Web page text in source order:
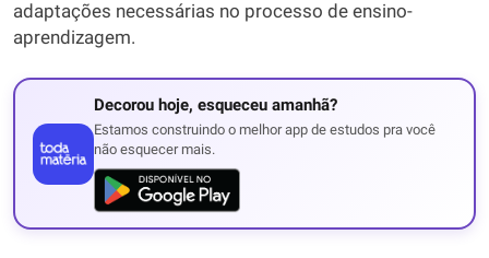
adaptações necessárias no processo de ensino-
aprendizagem.
Decorou hoje, esqueceu amanhã?
Estamos construindo o melhor app de estudos pra você
não esquecer mais.